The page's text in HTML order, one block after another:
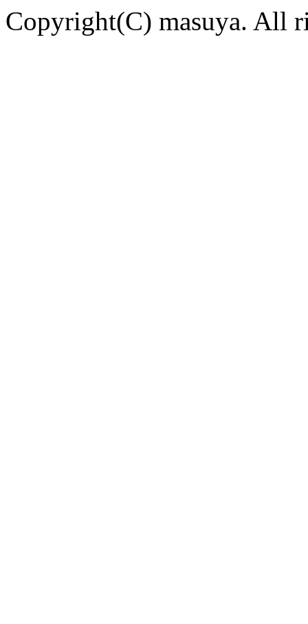
Copyright(C) masuya. All